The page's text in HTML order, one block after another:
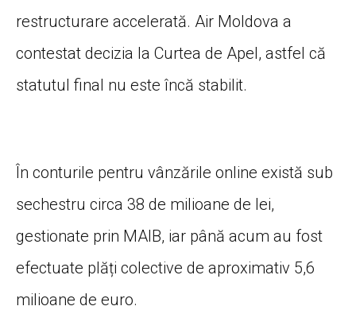
restructurare accelerată. Air Moldova a
contestat decizia la Curtea de Apel, astfel că
statutul final nu este încă stabilit.
În conturile pentru vânzările online există sub
sechestru circa 38 de milioane de lei,
gestionate prin MAIB, iar până acum au fost
efectuate plăți colective de aproximativ 5,6
milioane de euro.